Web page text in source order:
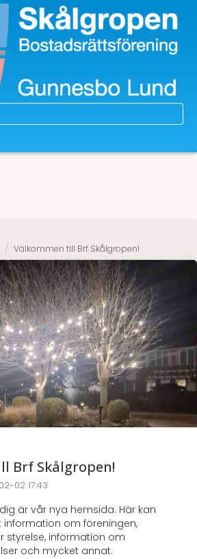
Välkommen till Brf Skålgropen!
Brf Skålgropen!
02 17:43
är vår nya hemsida. Här kan
information om föreningen,
styrelse, information om
och mycket annat.